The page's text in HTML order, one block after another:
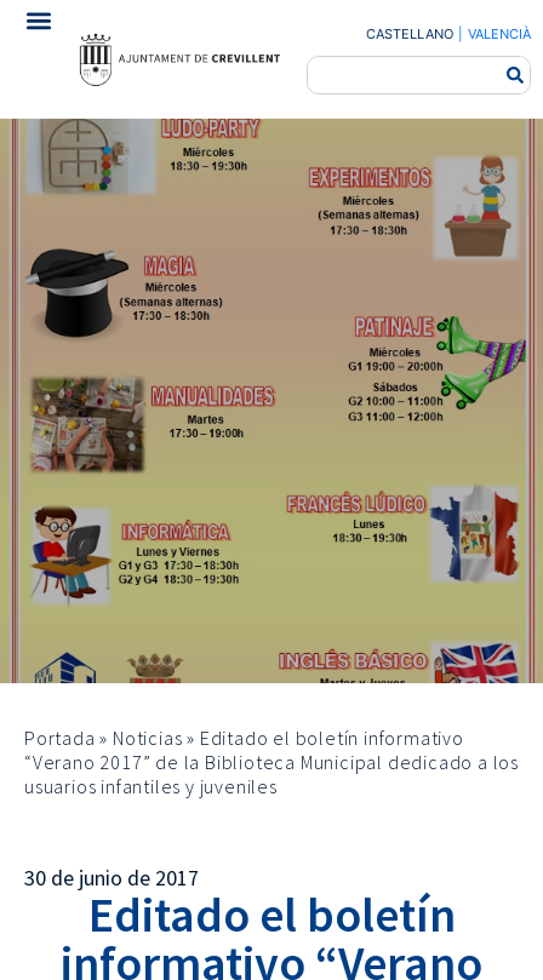
CASTELLANO VALENCIÀ
Portada » Noticias » Editado el boletín informativo
“Verano 2017” de la Biblioteca Municipal dedicado a los
usuarios infantiles y juveniles
30 de junio de 2017
Editado el boletín
informativo “Verano